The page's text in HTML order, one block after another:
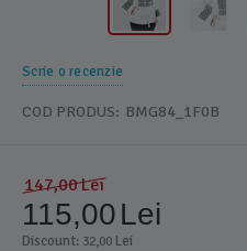
Scrie o recenzie
COD PRODUS: BMG84_1F0B
147,00Lei
115,00Lei
Discount: 32,00 Lei